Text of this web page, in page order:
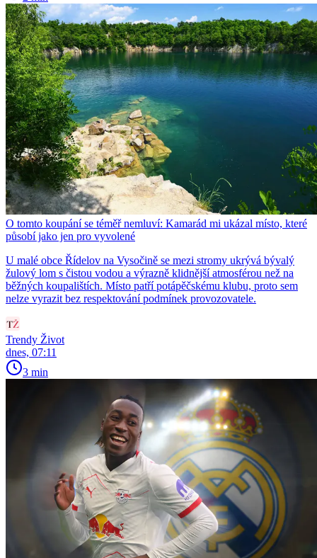
O tomto koupání se téměř nemluví: Kamarád mi ukázal místo, které
působí jako jen pro vyvolené
U malé obce Řídelov na Vysočině se mezi stromy ukrývá bývalý
žulový lom s čistou vodou a výrazně klidnější atmosférou než na
běžných koupalištích. Místo patří potápěčskému klubu, proto sem
nelze vyrazit bez respektování podmínek provozovatele.
Trendy Život
dnes, 07:11
3 min